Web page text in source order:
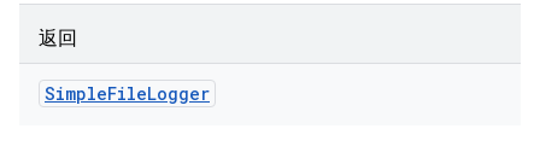
返回
SimpleFileLogger